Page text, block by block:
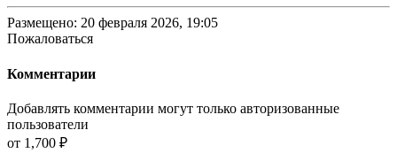
Размещено: 20 февраля 2026, 19:05
Пожаловаться
Комментарии
Добавлять комментарии могут только авторизованные
пользователи
от 1,700 ₽